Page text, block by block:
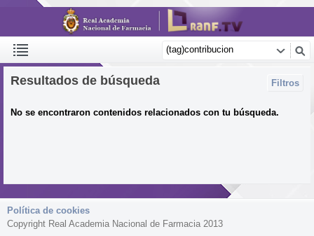
Filtros
Resultados de búsqueda
No se encontraron contenidos relacionados con tu búsqueda.
Política de cookies
Copyright Real Academia Nacional de Farmacia 2013